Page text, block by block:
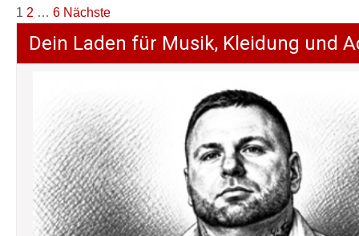
Seitennummerierung
der
Beiträge
1 2 … 6 Nächste
Dein Laden für Musik, Kleidung und